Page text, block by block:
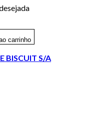
carrinho
BISCUIT S/A